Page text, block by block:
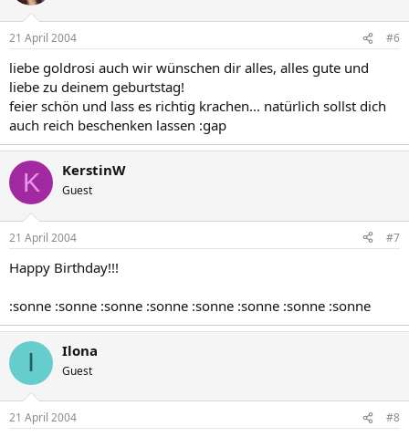
21 April 2004 #6
liebe goldrosi auch wir wünschen dir alles, alles gute und
liebe zu deinem geburtstag!
feier schön und lass es richtig krachen... natürlich sollst dich
auch reich beschenken lassen :gap
K KerstinW
Guest
21 April 2004 #7
Happy Birthday!!!
:sonne :sonne :sonne :sonne :sonne :sonne :sonne :sonne
I Ilona
Guest
21 April 2004 #8